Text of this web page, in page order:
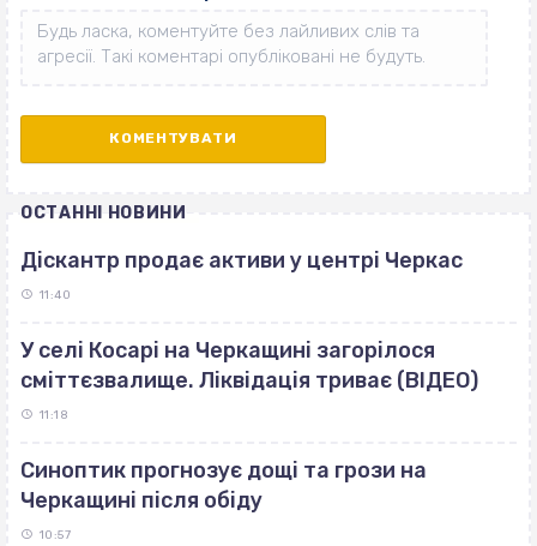
ОСТАННІ НОВИНИ
Діскантр продає активи у центрі Черкас
11:40
У селі Косарі на Черкащині загорілося
сміттєзвалище. Ліквідація триває (ВІДЕО)
11:18
Синоптик прогнозує дощі та грози на
Черкащині після обіду
10:57